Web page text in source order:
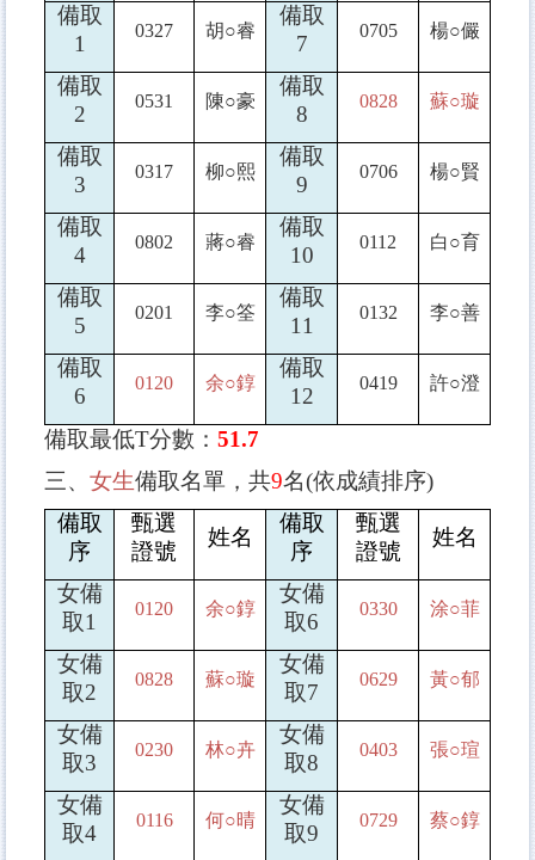
備取
1
0327 胡○睿
備取
7
0705 楊○儼
備取
2
0531 陳○豪
備取
8
0828 蘇○璇
備取
3
0317 柳○熙
備取
9
0706 楊○賢
備取
4
0802 蔣○睿
備取
10
0112 白○育
備取
5
0201 李○筌
備取
11
0132 李○善
備取
6
0120 余○錞
備取
12
0419 許○澄
備取最低T分數： 51.7
三、 女生備取名單，共9名(依成績排序)
備取
序
甄選
證號
姓名
備取
序
甄選
證號
姓名
女備
取1
0120 余○錞
女備
取6
0330 涂○菲
女備
取2
0828 蘇○璇
女備
取7
0629 黃○郁
女備
取3
0230 林○卉
女備
取8
0403 張○瑄
女備
取4
0116 何○晴
女備
取9
0729 蔡○錞